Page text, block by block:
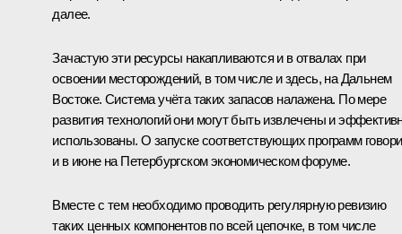
далее.
Зачастую эти ресурсы накапливаются и в отвалах при
освоении месторождений, в том числе и здесь, на Дальнем
Востоке. Система учёта таких запасов налажена. По мере
развития технологий они могут быть извлечены и
использованы. О запуске соответствующих программ
и в июне на Петербургском экономическом форуме.
Вместе с тем необходимо проводить регулярную ревизию
таких ценных компонентов по всей цепочке, в том числе